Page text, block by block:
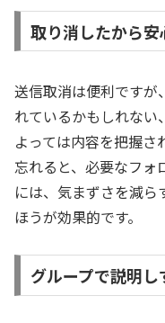
取り消したから安
送信取消は便利ですが
れているかもしれな
よっては内容を把握さ
忘れると、必要なフォ
には、気まずさを減
ほうが効果的です。
グループで説明し